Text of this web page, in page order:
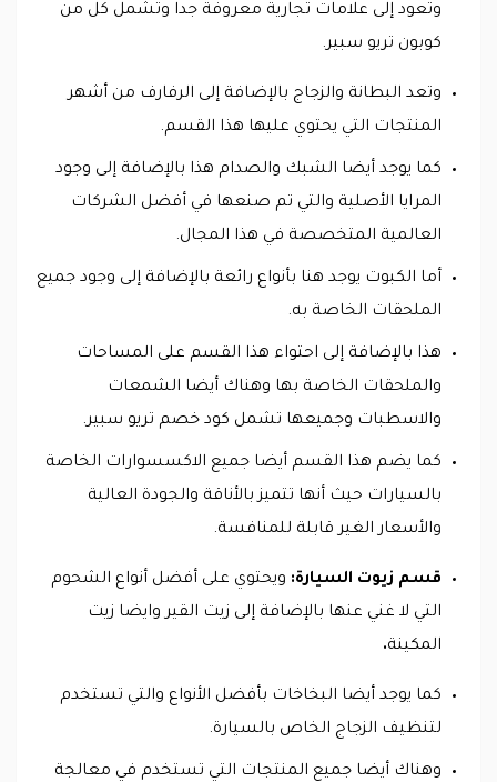
وتعود إلى علامات تجارية معروفة جدا وتشمل كل من
كوبون تريو سبير.
وتعد البطانة والزجاج بالإضافة إلى الرفارف من أشهر
المنتجات التي يحتوي عليها هذا القسم.
كما يوجد أيضا الشبك والصدام هذا بالإضافة إلى وجود
المرايا الأصلية والتي تم صنعها في أفضل الشركات
العالمية المتخصصة في هذا المجال.
أما الكبوت يوجد هنا بأنواع رائعة بالإضافة إلى وجود جميع
الملحقات الخاصة به.
هذا بالإضافة إلى احتواء هذا القسم على المساحات
والملحقات الخاصة بها وهناك أيضا الشمعات
والاسطبات وجميعها تشمل كود خصم تريو سبير.
كما يضم هذا القسم أيضا جميع الاكسسوارات الخاصة
بالسيارات حيث أنها تتميز بالأناقة والجودة العالية
والأسعار الغير قابلة للمنافسة.
قسم زيوت السيارة: ويحتوي على أفضل أنواع الشحوم
التي لا غني عنها بالإضافة إلى زيت القير وايضا زيت
المكينة.
كما يوجد أيضا البخاخات بأفضل الأنواع والتي تستخدم
لتنظيف الزجاج الخاص بالسيارة.
وهناك أيضا جميع المنتجات التي تستخدم في معالجة